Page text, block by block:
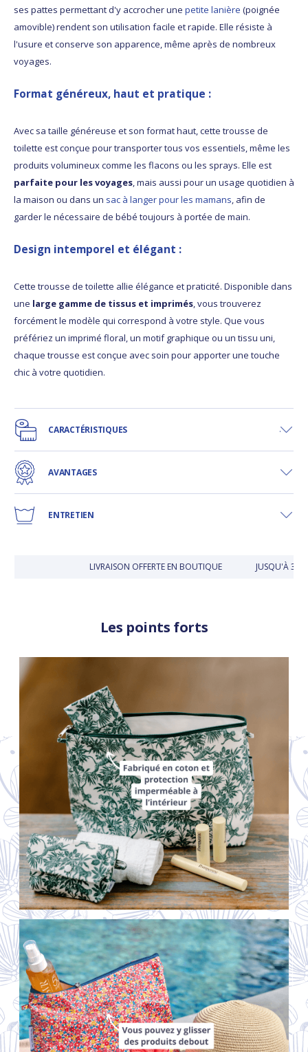
ses pattes permettant d'y accrocher une petite lanière (poignée
amovible) rendent son utilisation facile et rapide. Elle résiste à
l'usure et conserve son apparence, même après de nombreux
voyages.
Format généreux, haut et pratique :
Avec sa taille généreuse et son format haut, cette trousse de
toilette est conçue pour transporter tous vos essentiels, même les
produits volumineux comme les flacons ou les sprays. Elle est
parfaite pour les voyages, mais aussi pour un usage quotidien à
la maison ou dans un sac à langer pour les mamans, afin de
garder le nécessaire de bébé toujours à portée de main.
Design intemporel et élégant :
Cette trousse de toilette allie élégance et praticité. Disponible dans
une large gamme de tissus et imprimés, vous trouverez
forcément le modèle qui correspond à votre style. Que vous
préfériez un imprimé floral, un motif graphique ou un tissu uni,
chaque trousse est conçue avec soin pour apporter une touche
chic à votre quotidien.
CARACTÉRISTIQUES
AVANTAGES
ENTRETIEN
LIVRAISON OFFERTE EN BOUTIQUE JUSQU'À 30
Les points forts